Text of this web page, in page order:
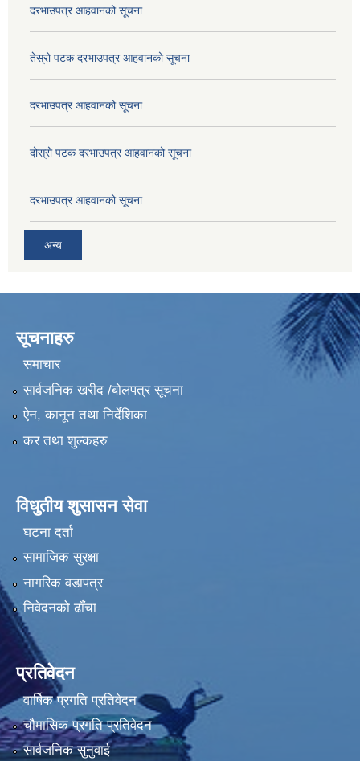
दरभाउपत्र आहवानको सूचना
तेस्रो पटक दरभाउपत्र आहवानको सूचना
दरभाउपत्र आहवानको सूचना
दोस्रो पटक दरभाउपत्र आहवानको सूचना
दरभाउपत्र आहवानको सूचना
अन्य
सूचनाहरु
समाचार
सार्वजनिक खरीद /बोलपत्र सूचना
ऐन, कानून तथा निर्देशिका
कर तथा शुल्कहरु
विधुतीय शुसासन सेवा
घटना दर्ता
सामाजिक सुरक्षा
नागरिक वडापत्र
निवेदनको ढाँचा
प्रतिवेदन
वार्षिक प्रगति प्रतिवेदन
चौमासिक प्रगति प्रतिवेदन
सार्वजनिक सुनुवाई